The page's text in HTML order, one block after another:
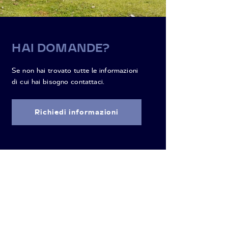
HAI DOMANDE?
Se non hai trovato tutte le informazioni
di cui hai bisogno contattaci.
Richiedi informazioni